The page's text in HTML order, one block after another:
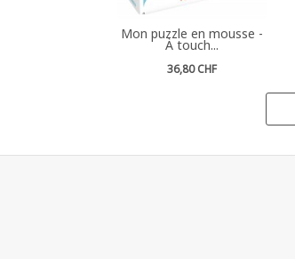
Mon puzzle en mousse -
À touch...
36,80 CHF